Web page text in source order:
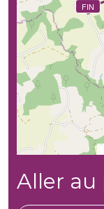
FIN
Aller au